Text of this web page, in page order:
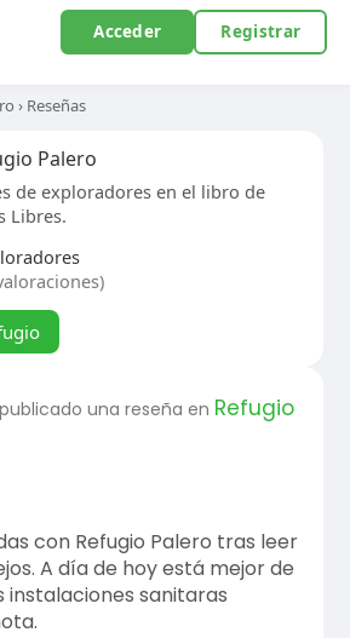
Acceder Registrar
› Reseñas
Palero
de exploradores en el libro de
Libres.
una reseña en Refugio
con Refugio Palero tras leer
A día de hoy está mejor de
instalaciones sanitaras